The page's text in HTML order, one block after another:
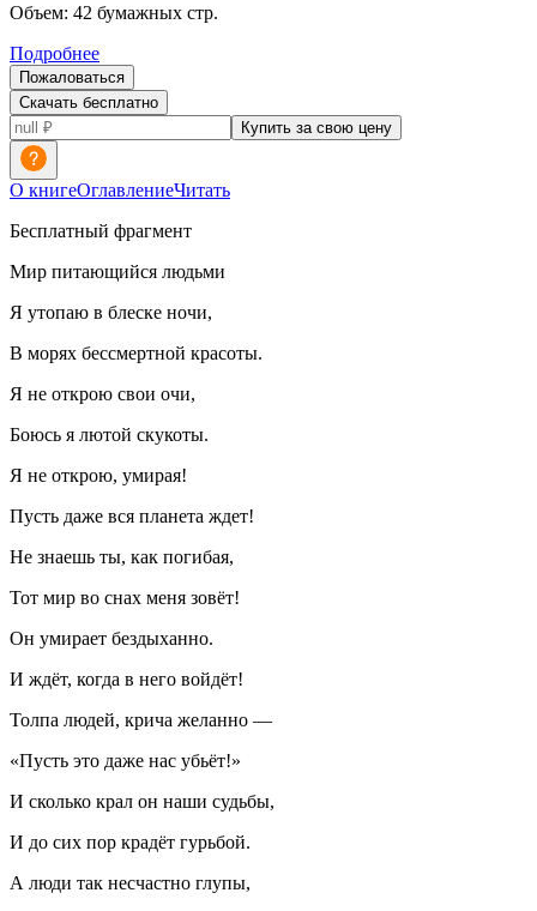
Объем: 42 бумажных стр.
Подробнее
Пожаловаться
Скачать бесплатно
Купить за свою цену
О книгеОглавлениеЧитать
Бесплатный фрагмент
Мир питающийся людьми
Я утопаю в блеске ночи,
В морях бессмертной красоты.
Я не открою свои очи,
Боюсь я лютой скукоты.
Я не открою, умирая!
Пусть даже вся планета ждет!
Не знаешь ты, как погибая,
Тот мир во снах меня зовёт!
Он умирает бездыханно.
И ждёт, когда в него войдёт!
Толпа людей, крича желанно —
«Пусть это даже нас убьёт!»
И сколько крал он наши судьбы,
И до сих пор крадёт гурьбой.
А люди так несчастно глупы,